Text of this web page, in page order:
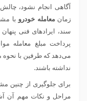
آگاهی انجام نشود،
زمانمعامله خودرو با
سند، ایراد‌های فنی
پرداخت مبلغ معامله
می‌دهد که طرفین با نحوه
نداشته باشند.
برای جلوگیری از چنین
مراحل و نکات مهم آن